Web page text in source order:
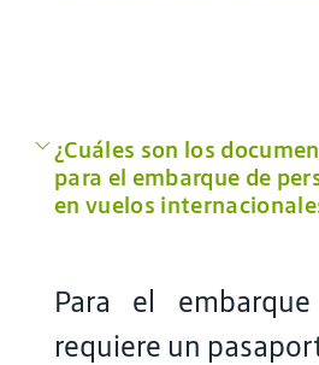
¿Cuáles son los
para el embarque de
en vuelos
Para el
requiere un